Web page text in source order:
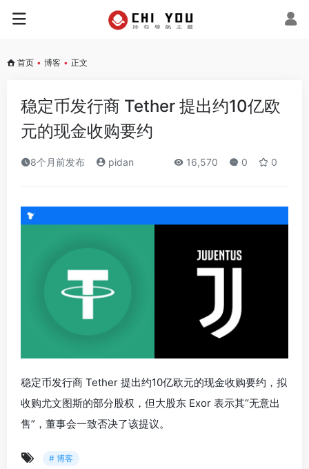
首页 • 博客 • 正文
稳定币发行商 Tether 提出约10亿欧
元的现金收购要约
8个月前发布 pidan 16,570 0 0
稳定币发行商 Tether 提出约10亿欧元的现金收购要约，拟
收购尤文图斯的部分股权，但大股东 Exor 表示其“无意出
售”，董事会一致否决了该提议。
# 博客